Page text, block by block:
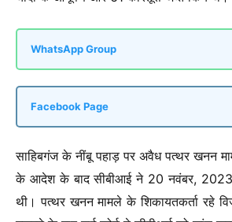
WhatsApp Group
Facebook Page
साहिबगंज के नींबू पहाड़ पर अवैध पत्थर खनन
के आदेश के बाद सीबीआई ने 20 नवंबर, 2023
थी। पत्थर खनन मामले के शिकायतकर्ता रहे